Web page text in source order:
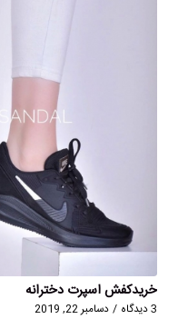
خریدکفش اسپرت دخترانه
3 دیدگاه / دسامبر 22, 2019